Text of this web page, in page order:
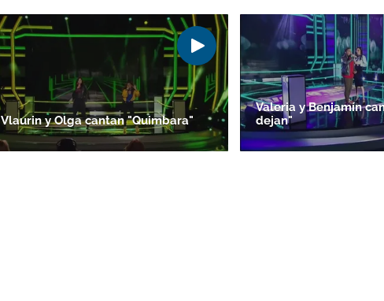
Vlaurin y Olga cantan "Quimbara"
Valeria y Benjamín
dejan"